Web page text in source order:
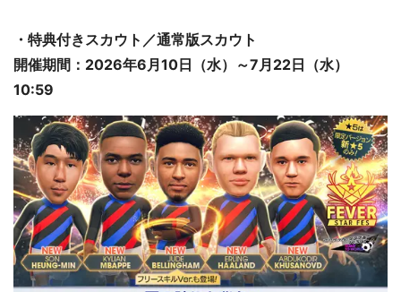
・特典付きスカウト／通常版スカウト
開催期間：2026年6月10日（水）～7月22日（水）
10:59